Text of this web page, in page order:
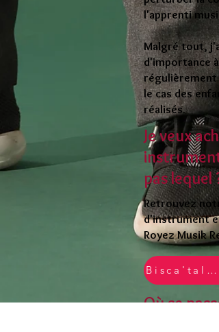
l'apprenti
Malgré tout,
d'importance
régulièrement
le cas des
réalisés.
Je veux
pas lequel ?
Retrouvez
d'instrument
Royez Musik
Bisca'talogue
Où se